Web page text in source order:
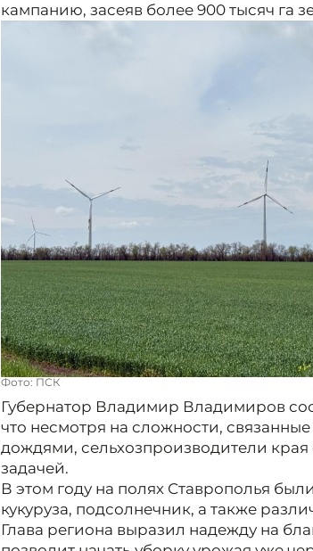
кампанию, засеяв более 900 тысяч га
Фото: ПСК
Губернатор Владимир Владимиров
что несмотря на сложности,
дождями, сельхозпроизводители
задачей.
В этом году на полях Ставрополья
кукуруза, подсолнечник, а также
Глава региона выразил надежду на